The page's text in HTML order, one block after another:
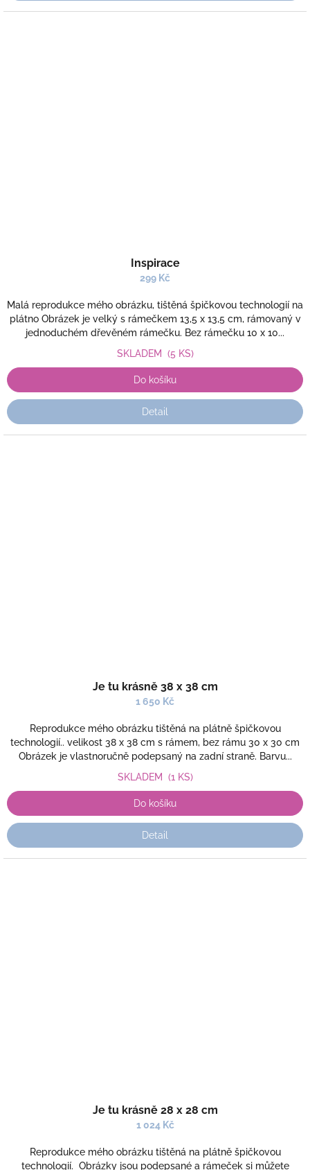
Inspirace
299 Kč
Malá reprodukce mého obrázku, tištěná špičkovou technologií na
plátno Obrázek je velký s rámečkem 13,5 x 13,5 cm, rámovaný v
jednoduchém dřevěném rámečku. Bez rámečku 10 x 10...
SKLADEM (5 KS)
Do košíku
Detail
Je tu krásně 38 x 38 cm
1 650 Kč
Reprodukce mého obrázku tištěná na plátně špičkovou
technologií.. velikost 38 x 38 cm s rámem, bez rámu 30 x 30 cm
Obrázek je vlastnoručně podepsaný na zadní straně. Barvu...
SKLADEM (1 KS)
Do košíku
Detail
Je tu krásně 28 x 28 cm
1 024 Kč
Reprodukce mého obrázku tištěná na plátně špičkovou
technologií. Obrázky jsou podepsané a rámeček si můžete